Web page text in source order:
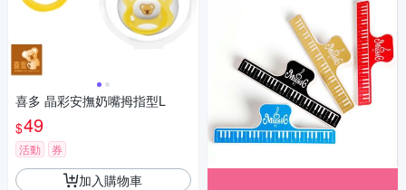
喜多 晶彩安撫奶嘴拇指型L
$49
活動 券
加入購物車